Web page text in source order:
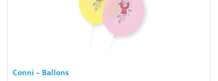
Conni – Ballons